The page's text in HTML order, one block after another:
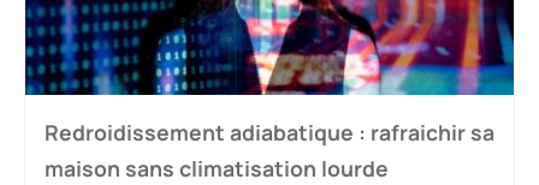
Redroidissement adiabatique : rafraichir sa
maison sans climatisation lourde